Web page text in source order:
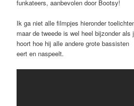
funkateers, aanbevolen door Bootsy!
Ik ga niet alle filmpjes hieronder
maar de tweede is wel heel bijzonder als
hoort hoe hij alle andere grote bassisten
eert en naspeelt.